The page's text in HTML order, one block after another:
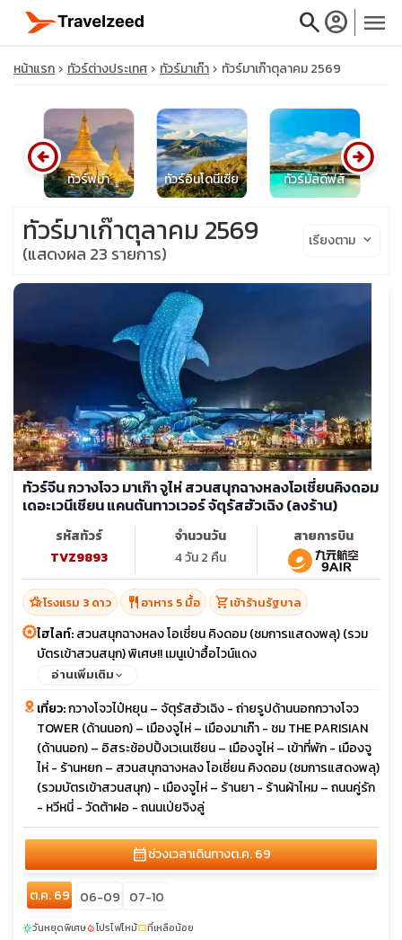
searchaccount_circle menu
close
travel_explore
calendar_month
search
หน้าแรก ทัวร์ต่างประเทศ ทัวร์มาเก๊า ทัวร์มาเก๊าตุลาคม 2569
ทัวร์พม่า
ทัวร์อินโดนีเซีย ทัวร์มัลดีฟส์
arrow_circle_left arrow_circle_right
ทัวร์มาเก๊าตุลาคม 2569
(แสดงผล 23 รายการ)
เรียงตาม keyboard_arrow_down
ทัวร์จีน กวางโจว มาเก๊า จูไห่ สวนสนุกฉางหลงโอเชี่ยนคิงดอม
เดอะเวนีเชียน แคนตันทาวเวอร์ จัตุรัสฮัวเฉิง (ลงร้าน)
รหัสทัวร์
TVZ9893
จำนวนวัน
4 วัน 2 คืน
สายการบิน
hotel_classโรงแรม 3 ดาว restaurant อาหาร 5 มื้อ shopping_cartเข้าร้านรัฐบาล
ไฮไลท์:สวนสนุกฉางหลง โอเชี่ยน คิงดอม (ชมการแสดงพลุ) (รวม
บัตรเข้าสวนสนุก) พิเศษ!! เมนูเป่าฮื้อไวน์แดง
อ่านเพิ่มเติม
เที่ยว:กวางโจวไป๋หยุน – จัตุรัสฮัวเฉิง - ถ่ายรูปด้านนอกกวางโจว
TOWER (ด้านนอก) – เมืองจูไห่ – เมืองมาเก๊า - ชม THE PARISIAN
(ด้านนอก) – อิสระช้อปปิ้งเวเนเชียน – เมืองจูไห่ – เข้าที่พัก - เมืองจู
ไห่ - ร้านหยก – สวนสนุกฉางหลง โอเชี่ยน คิงดอม (ชมการแสดงพลุ)
(รวมบัตรเข้าสวนสนุก) - เมืองจูไห่ – ร้านยา - ร้านผ้าไหม – ถนนคู่รัก
- หวีหนี่ - วัดต้าฝอ - ถนนเป่ยจิงลู่
calendar_monthช่วงเวลาเดินทางต.ค. 69
ต.ค. 69 06-09 07-10
sunnyวันหยุดพิเศษlocal_fire_departmentโปรไฟไหม้confirmation_numberที่เหลือน้อย